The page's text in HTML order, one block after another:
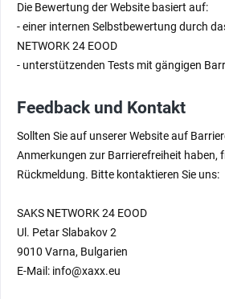
Die Bewertung der Website basiert auf:
- einer internen Selbstbewertung durch
NETWORK 24 EOOD
- unterstützenden Tests mit gängigen
Feedback und Kontakt
Sollten Sie auf unserer Website auf
Anmerkungen zur Barrierefreiheit haben,
Rückmeldung. Bitte kontaktieren Sie uns:
SAKS NETWORK 24 EOOD
Ul. Petar Slabakov 2
9010 Varna, Bulgarien
E-Mail: info@xaxx.eu